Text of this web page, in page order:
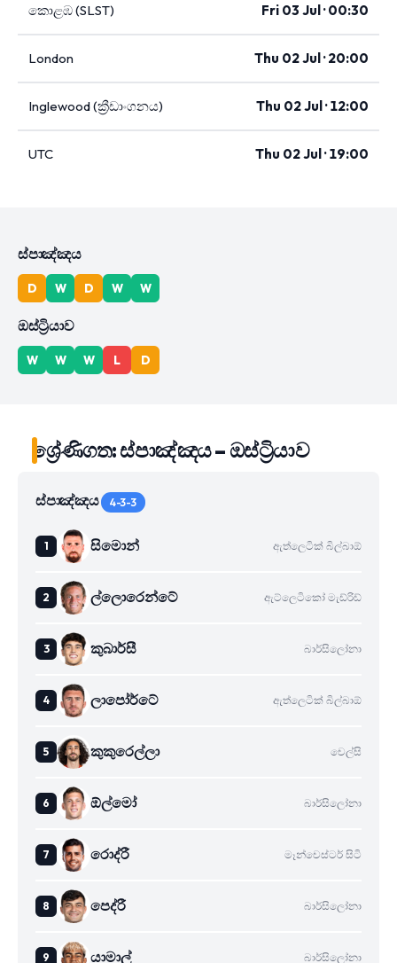
කොළඹ (SLST) Fri 03 Jul · 00:30
London Thu 02 Jul · 20:00
Inglewood (ක්‍රීඩාංගනය) Thu 02 Jul · 12:00
UTC Thu 02 Jul · 19:00
ස්පාඤ්ඤය
D W D W W
ඔස්ට්‍රියාව
W W W L D
ශ්‍රේණිගත: ස්පාඤ්ඤය – ඔස්ට්‍රියාව
ස්පාඤ්ඤය 4-3-3
සිමොන් ඇත්ලෙටික් බිල්බාඕ
ල්ලොරෙන්ටේ ඇට්ලෙටිකෝ මැඩ්රිඩ්
කුබාර්සී බාර්සිලෝනා
ලාපෝර්ටේ ඇත්ලෙටික් බිල්බාඕ
කුකුරෙල්ලා චෙල්සි
ඕල්මෝ බාර්සිලෝනා
රොද්රී මෑන්චෙස්ටර් සිටි
පෙද්රී බාර්සිලෝනා
යාමාල් බාර්සිලෝනා